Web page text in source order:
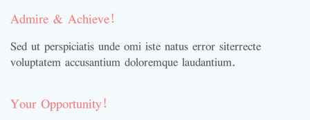
Admire & Achieve!
Sed ut perspiciatis unde omi iste natus error siterrecte
voluptatem accusantium doloremque laudantium.
Your Opportunity!